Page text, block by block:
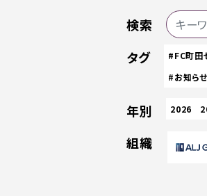
検索
タグ
#FC町田
#お知らせ
年別 2026
組織